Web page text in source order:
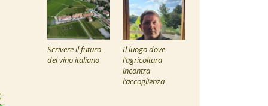
Scrivere il futuro
del vino italiano
Il luogo dove
l’agricoltura
incontra
l’accoglienza